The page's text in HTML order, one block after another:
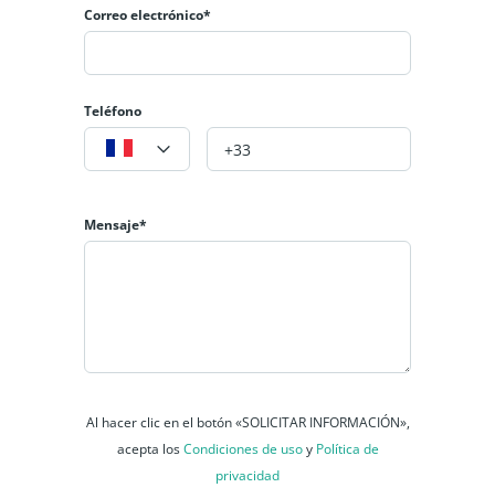
Correo electrónico*
Teléfono
Mensaje*
Al hacer clic en el botón «SOLICITAR INFORMACIÓN»,
acepta losCondiciones de usoy Política de
privacidad